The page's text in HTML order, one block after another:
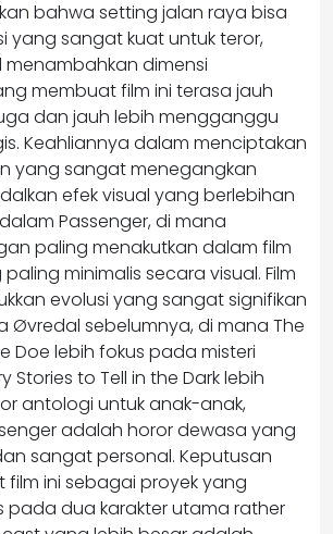
bahwa setting jalan raya bisa
yang sangat kuat untuk teror,
dimensi
membuat film ini terasa jauh
dan jauh lebih mengganggu
Keahliannya dalam menciptakan
yang sangat menegangkan
efek visual yang berlebihan
Passenger, di mana
paling menakutkan dalam film
minimalis secara visual. Film
evolusi yang sangat signifikan
Øvredal sebelumnya, di mana The
Doe lebih fokus pada misteri
Stories to Tell in the Dark lebih
antologi untuk anak-anak,
adalah horor dewasa yang
sangat personal. Keputusan
film ini sebagai proyek yang
pada dua karakter utama rather